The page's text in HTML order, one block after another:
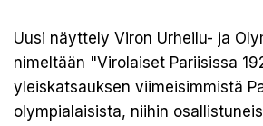
Uusi näyttely Viron Urheilu- ja
nimeltään "Virolaiset Pariisissa
yleiskatsauksen viimeisimmistä
olympialaisista, niihin